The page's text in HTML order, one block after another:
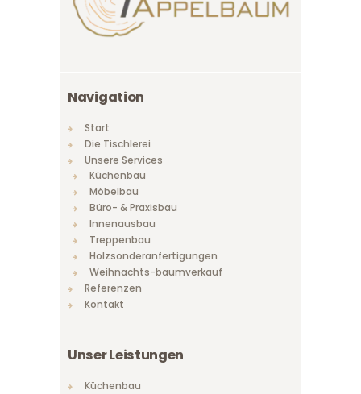
Navigation
Start
Die Tischlerei
Unsere Services
Küchenbau
Möbelbau
Büro- & Praxisbau
Innenausbau
Treppenbau
Holzsonderanfertigungen
Weihnachts-baumverkauf
Referenzen
Kontakt
Unser Leistungen
Küchenbau